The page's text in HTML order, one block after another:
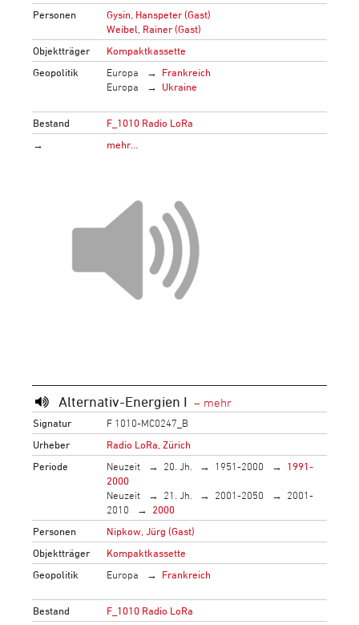
Personen
Gysin, Hanspeter (Gast)
Weibel, Rainer (Gast)
Objektträger
Kompaktkassette
Geopolitik
Europa
Frankreich
Europa
Ukraine
Bestand
F_1010 Radio LoRa
→
mehr…
Alternativ-Energien I
Signatur
F 1010-MC0247_B
Urheber
Radio LoRa, Zürich
Periode
Neuzeit 20. Jh. 1951-2000
1991-
2000
Neuzeit
21. Jh. 2001-2050
2001-
2010
2000
Personen
Nipkow, Jürg (Gast)
Objektträger
Kompaktkassette
Geopolitik
Europa Frankreich
Bestand
F_1010 Radio LoRa